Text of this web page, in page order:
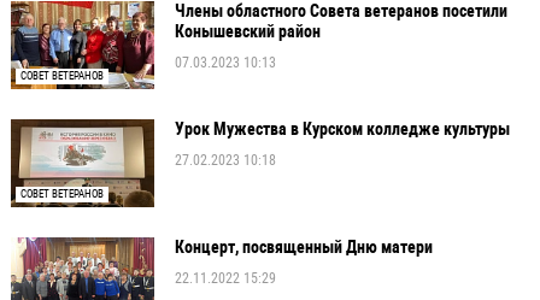
СОВЕТ ВЕТЕРАНОВ
Члены областного Совета ветеранов посетили
Конышевский район
07.03.2023 10:13
СОВЕТ ВЕТЕРАНОВ
Урок Мужества в Курском колледже культуры
27.02.2023 10:18
Концерт, посвященный Дню матери
22.11.2022 15:29